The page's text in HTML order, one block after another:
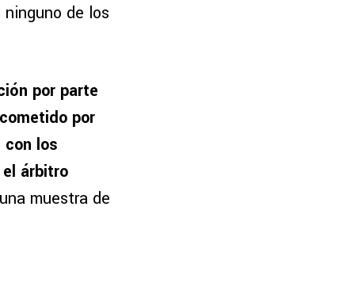
ninguno de los
por parte
por
los
árbitro
muestra de